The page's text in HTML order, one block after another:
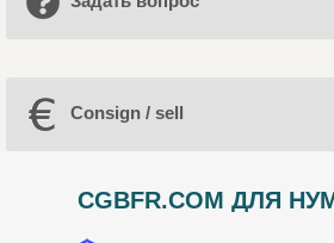
Consign / sell
CGBFR.COM ДЛЯ